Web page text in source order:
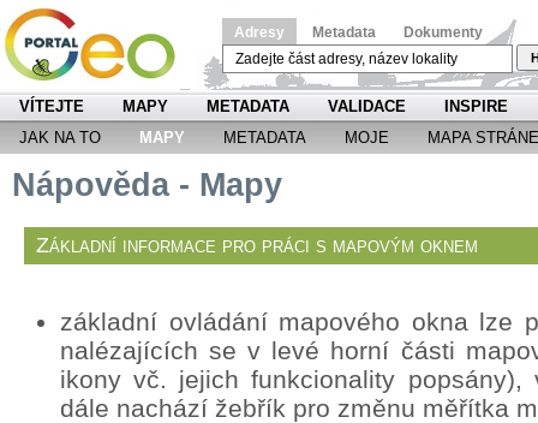
Adresy Metadata Dokumenty
VÍTEJTE MAPY METADATA VALIDACE
INSPIRE
JAK NA TO
MAPY METADATA MOJE MAPA
Nápověda - Mapy
Základní informace pro práci s mapovým oknem
základní ovládání mapového okna lze
nalézajících se v levé horní části
ikony vč. jejich funkcionality popsány),
dále nachází žebřík pro změnu měřítka